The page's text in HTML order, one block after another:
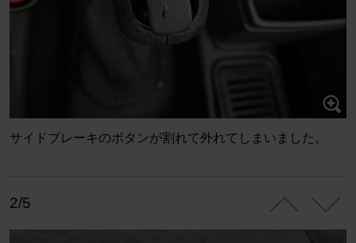
サイドブレーキのボタンが割れて外れてしまいました。
2/5